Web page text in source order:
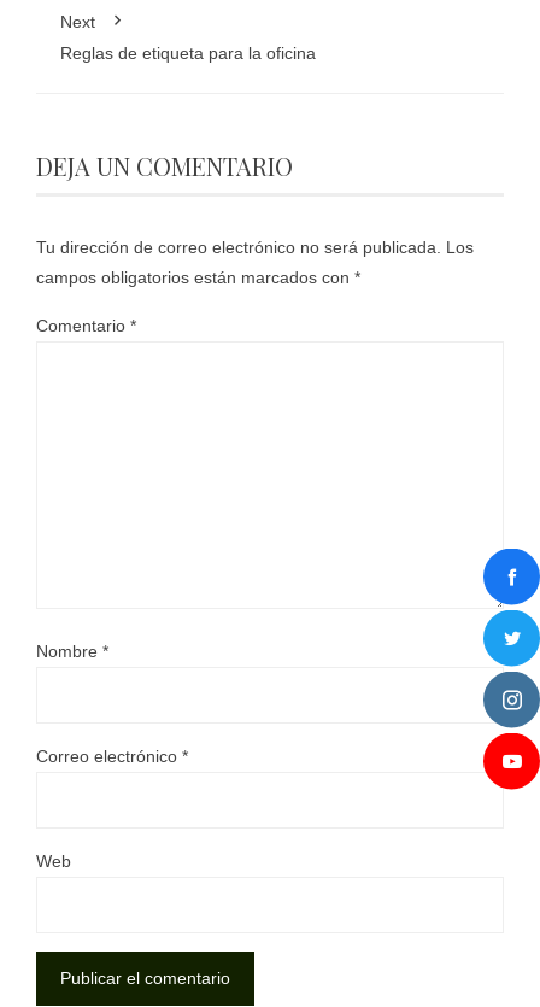
Next
Reglas de etiqueta para la oficina
DEJA UN COMENTARIO
Tu dirección de correo electrónico no será publicada.
Los
campos obligatorios están marcados con *
Comentario *
Nombre *
Correo electrónico *
Web